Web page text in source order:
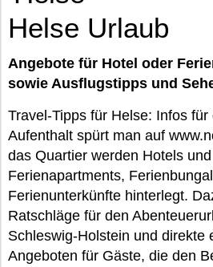
Helse Urlaub
Angebote für Hotel oder
sowie Ausflugstipps und
Travel-Tipps für Helse: Infos für
Aufenthalt spürt man auf
das Quartier werden Hotels
Ferienapartments,
Ferienunterkünfte hinterlegt.
Ratschläge für den
Schleswig-Holstein und direkte
Angeboten für Gäste, die den